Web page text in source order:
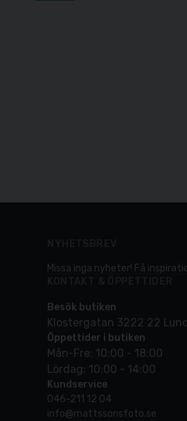
Missa inga nyheter! Få
Besök butiken
Klostergatan 3222 22 Lund
Öppettider i butiken
Mån-Fre: 10:00 - 18:00
Lördag: 10:00 - 14:00
Kundservice
046-211 12 04
info@mattssonsfoto.se